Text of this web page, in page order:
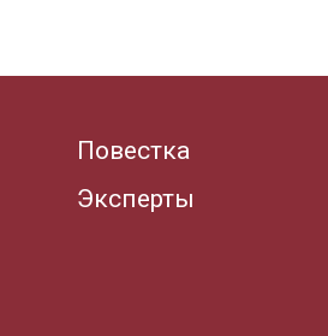
Повестка
Эксперты